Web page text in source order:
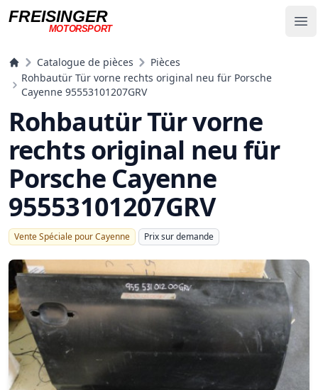
FREISINGER
MOTORSPORT
Catalogue de pièces
Pièces
Rohbautür Tür vorne rechts original neu für Porsche
Cayenne 95553101207GRV
Rohbautür Tür vorne
rechts original neu für
Porsche Cayenne
95553101207GRV
Vente Spéciale pour Cayenne Prix ​​sur demande